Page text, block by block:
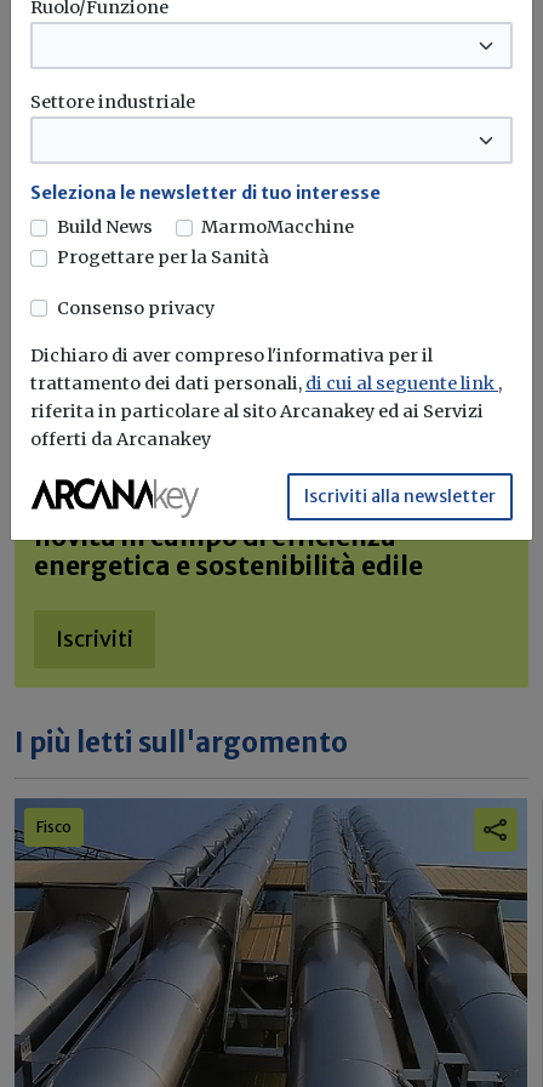
Iscriviti alla newsletter di
Rimani aggiornato sulle ultime
novità in campo di efficienza
energetica e sostenibilità edile
Iscriviti
I più letti sull'argomento
Fisco
Ruolo/Funzione
Settore industriale
Seleziona le newsletter di tuo interesse
Build News
MarmoMacchine
Progettare per la Sanità
Consenso privacy
Dichiaro di aver compreso l'informativa per il
trattamento dei dati personali, di cui al seguente link ,
riferita in particolare al sito Arcanakey ed ai Servizi
offerti da Arcanakey
Iscriviti alla newsletter